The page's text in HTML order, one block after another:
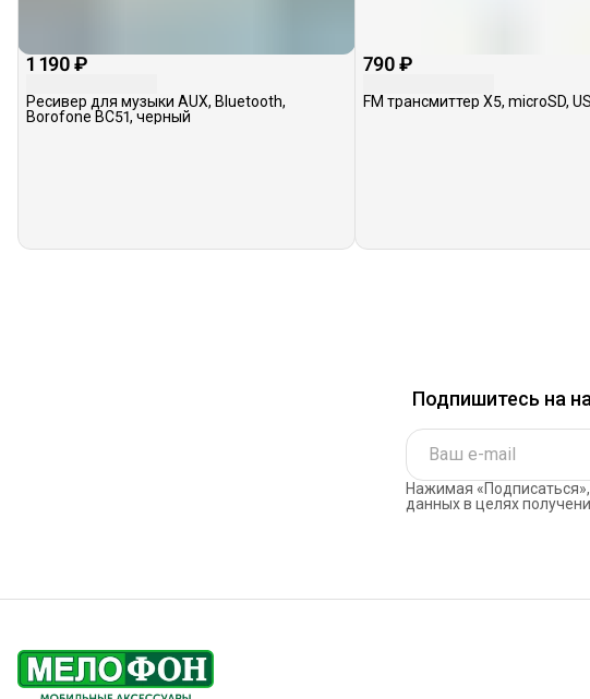
1 190 ₽
Ресивер для музыки AUX, Bluetooth,
Borofone BC51, черный
790 ₽
FM трансмиттер X5, microSD,
Подпишитесь на
Нажимая
данных в целях